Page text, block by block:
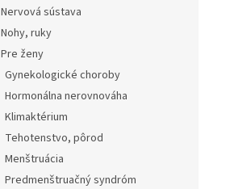
Nervová sústava
Nohy, ruky
Pre ženy
Gynekologické choroby
Hormonálna nerovnováha
Klimaktérium
Tehotenstvo, pôrod
Menštruácia
Predmenštruačný syndróm